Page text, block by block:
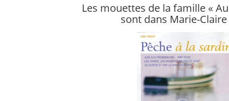
Les mouettes de la famille «
sont dans Marie-